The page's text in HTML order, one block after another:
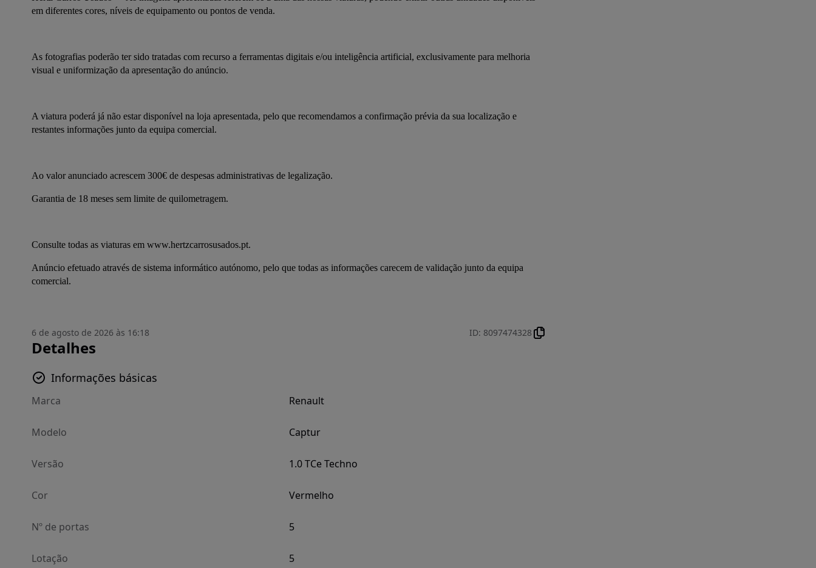
em diferentes cores, níveis de equipamento ou pontos de venda.
As fotografias poderão ter sido tratadas com recurso a ferramentas digitais e/ou inteligência artificial, exclusivamente para melhoria
visual e uniformização da apresentação do anúncio.
A viatura poderá já não estar disponível na loja apresentada, pelo que recomendamos a confirmação prévia da sua localização e
restantes informações junto da equipa comercial.
Ao valor anunciado acrescem 300€ de despesas administrativas de legalização.
Garantia de 18 meses sem limite de quilometragem.
Consulte todas as viaturas em www.hertzcarrosusados.pt.
Anúncio efetuado através de sistema informático autónomo, pelo que todas as informações carecem de validação junto da equipa
comercial.
6 de agosto de 2026 às 16:18 ID: 8097474328
Detalhes
Informações básicas
Marca Renault
Modelo Captur
Versão 1.0 TCe Techno
Cor Vermelho
Nº de portas 5
Lotação 5